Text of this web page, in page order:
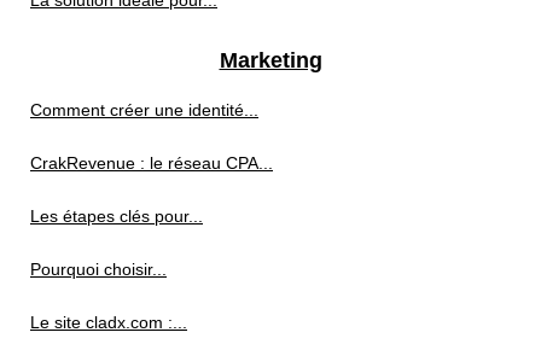
Marketing
Comment créer une identité...
CrakRevenue : le réseau CPA...
Les étapes clés pour...
Pourquoi choisir...
Le site cladx.com :...